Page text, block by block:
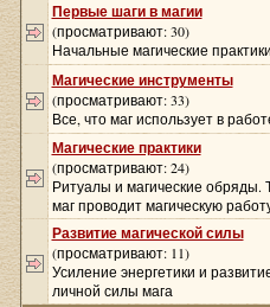
Первые шаги в магии
(просматривают: 30)
Начальные магические практики
Магические инструменты
(просматривают: 33)
Все, что маг использует в
Магические практики
(просматривают: 24)
Ритуалы и магические обряды.
маг проводит магическую
Развитие магической силы
(просматривают: 11)
Усиление энергетики и
личной силы мага